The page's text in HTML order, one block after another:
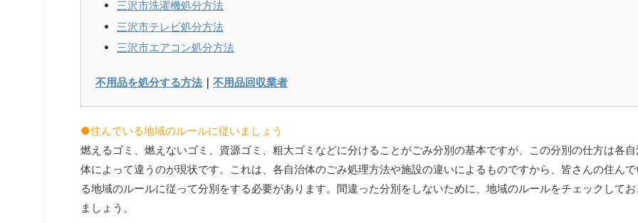
三沢市洗濯機処分方法
三沢市テレビ処分方法
三沢市エアコン処分方法
不用品を処分する方法 ｜ 不用品回収業者
●住んでいる地域のルールに従いましょう
燃えるゴミ、燃えないゴミ、資源ゴミ、粗大ゴミなどに分けることがごみ分別の基本ですが、この分別の仕方は各
体によって違うのが現状です。これは、各自治体のごみ処理方法や施設の違いによるものですから、皆さんの住ん
る地域のルールに従って分別をする必要があります。間違った分別をしないために、地域のルールをチェックして
ましょう。